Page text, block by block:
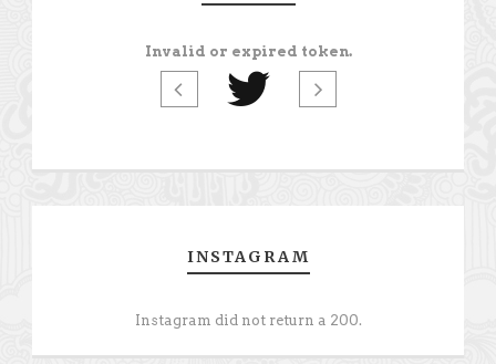
Invalid or expired token.
INSTAGRAM
Instagram did not return a 200.